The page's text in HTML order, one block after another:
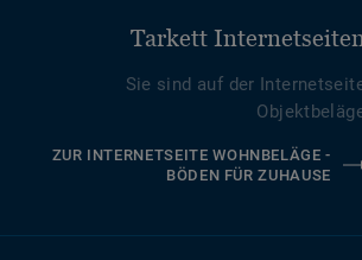
Tarkett
Sie sind auf der
ZUR INTERNETSEITE WOHNBELÄGE -
BÖDEN FÜR ZUHAUSE